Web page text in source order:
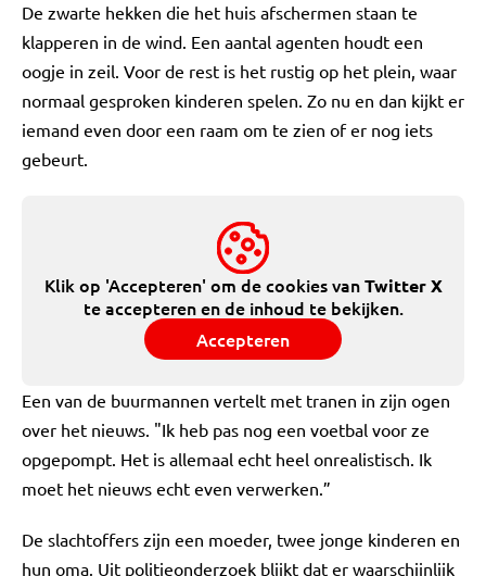
De zwarte hekken die het huis afschermen staan te
klapperen in de wind. Een aantal agenten houdt een
oogje in zeil. Voor de rest is het rustig op het plein, waar
normaal gesproken kinderen spelen. Zo nu en dan kijkt er
iemand even door een raam om te zien of er nog iets
gebeurt.
Klik op 'Accepteren' om de cookies vanTwitter X
te accepteren en de inhoud te bekijken.
Accepteren
Een van de buurmannen vertelt met tranen in zijn ogen
over het nieuws. "Ik heb pas nog een voetbal voor ze
opgepompt. Het is allemaal echt heel onrealistisch. Ik
moet het nieuws echt even verwerken.”
De slachtoffers zijn een moeder, twee jonge kinderen en
hun oma. Uit politieonderzoek blijkt dat er waarschijnlijk